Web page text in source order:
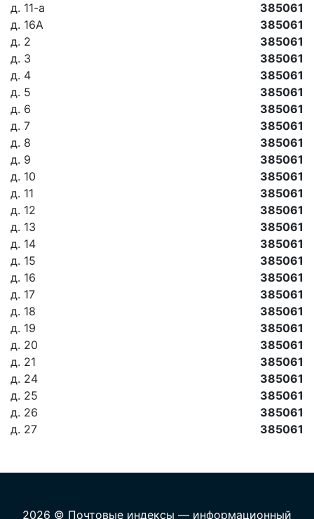
д. 11-а
385061
д. 16А
385061
д. 2
385061
д. 3
385061
д. 4
385061
д. 5
385061
д. 6
385061
д. 7
385061
д. 8
385061
д. 9
385061
д. 10
385061
д. 11
385061
д. 12
385061
д. 13
385061
д. 14
385061
д. 15
385061
д. 16
385061
д. 17
385061
д. 18
385061
д. 19
385061
д. 20
385061
д. 21
385061
д. 24
385061
д. 25
385061
д. 26
385061
д. 27
385061
2026 © Почтовые индексы — информационный